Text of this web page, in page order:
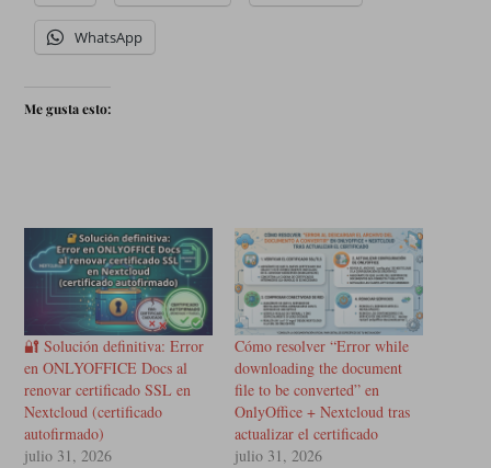
WhatsApp
Me gusta esto:
🔐 Solución definitiva: Error
en ONLYOFFICE Docs al
renovar certificado SSL en
Nextcloud (certificado
autofirmado)
julio 31, 2026
Cómo resolver “Error while
downloading the document
file to be converted” en
OnlyOffice + Nextcloud tras
actualizar el certificado
julio 31, 2026